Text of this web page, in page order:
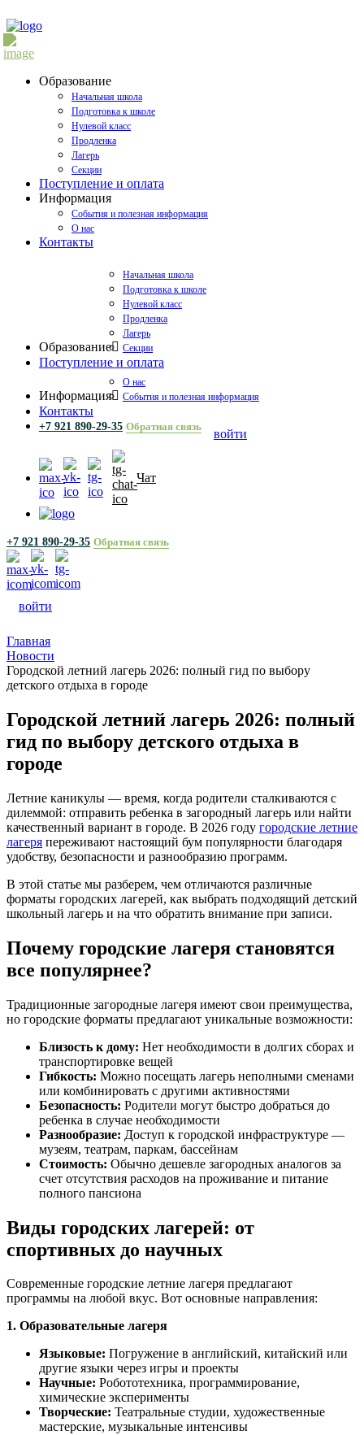
Образование
Начальная школа
Подготовка к школе
Нулевой класс
Продленка
Лагерь
Секции
Поступление и оплата
Информация
События и полезная информация
О нас
Контакты
Образование
Начальная школа
Подготовка к школе
Нулевой класс
Продленка
Лагерь
Секции
Поступление и оплата
Информация
О нас
События и полезная информация
Контакты
+7 921 890-29-35 Обратная связь
войти
Чат
+7 921 890-29-35 Обратная связь
войти
Главная
Новости
Городской летний лагерь 2026: полный гид по выбору
детского отдыха в городе
Городской летний лагерь 2026: полный
гид по выбору детского отдыха в
городе
Летние каникулы — время, когда родители сталкиваются с
дилеммой: отправить ребенка в загородный лагерь или найти
качественный вариант в городе. В 2026 году городские летние
лагеря переживают настоящий бум популярности благодаря
удобству, безопасности и разнообразию программ.
В этой статье мы разберем, чем отличаются различные
форматы городских лагерей, как выбрать подходящий детский
школьный лагерь и на что обратить внимание при записи.
Почему городские лагеря становятся
все популярнее?
Традиционные загородные лагеря имеют свои преимущества,
но городские форматы предлагают уникальные возможности:
Близость к дому: Нет необходимости в долгих сборах и
транспортировке вещей
Гибкость: Можно посещать лагерь неполными сменами
или комбинировать с другими активностями
Безопасность: Родители могут быстро добраться до
ребенка в случае необходимости
Разнообразие: Доступ к городской инфраструктуре —
музеям, театрам, паркам, бассейнам
Стоимость: Обычно дешевле загородных аналогов за
счет отсутствия расходов на проживание и питание
полного пансиона
Виды городских лагерей: от
спортивных до научных
Современные городские летние лагеря предлагают
программы на любой вкус. Вот основные направления:
1. Образовательные лагеря
Языковые: Погружение в английский, китайский или
другие языки через игры и проекты
Научные: Робототехника, программирование,
химические эксперименты
Творческие: Театральные студии, художественные
мастерские, музыкальные интенсивы